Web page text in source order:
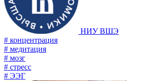
НИУ ВШЭ
# концентрация
# медитация
# мозг
# стресс
# ЭЭГ